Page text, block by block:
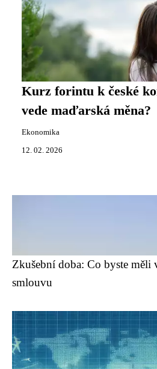
Kurz forintu k české
vede maďarská měna?
Ekonomika
12. 02. 2026
Zkušební doba: Co byste měli
smlouvu